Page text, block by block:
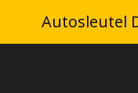
Autosleutel